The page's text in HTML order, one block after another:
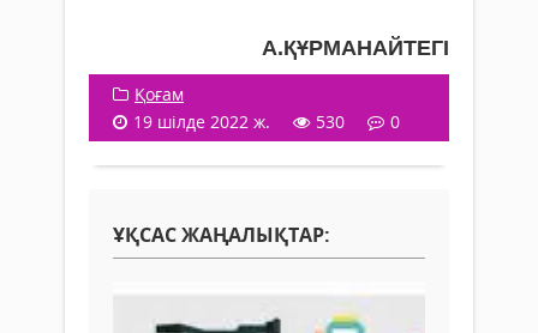
А.ҚҰРМАНАЙТЕГІ
Қоғам
19 шілде 2022 ж.
530 0
ҰҚСАС ЖАҢАЛЫҚТАР: